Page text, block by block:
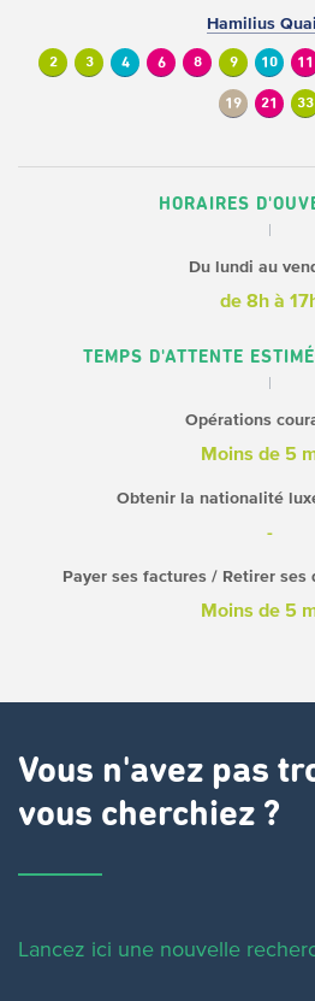
Hamilius
2 3 4 6 8 9 10 11
19 21 33
HORAIRES
Du lundi au
de 8h à
TEMPS D'ATTENTE
Opérations
Moins de 5
Obtenir la nationalité
-
Payer ses factures / Retirer ses
Moins de 5
Vous n'avez pas
vous cherchiez ?
Lancez ici une nouvelle